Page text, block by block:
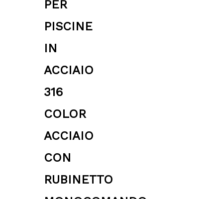
PER
PISCINE
IN
ACCIAIO
316
COLOR
ACCIAIO
CON
RUBINETTO